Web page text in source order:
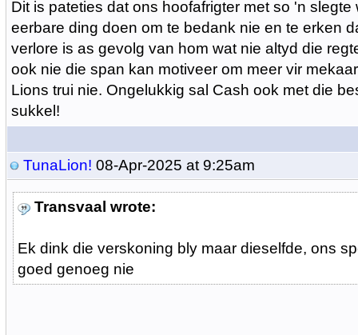
Dit is pateties dat ons hoofafrigter met so 'n slegte
eerbare ding doen om te bedank nie en te erken
verlore is as gevolg van hom wat nie altyd die
ook nie die span kan motiveer om meer vir
Lions trui nie. Ongelukkig sal Cash ook met die
sukkel!
TunaLion! 08-Apr-2025 at 9:25am
Transvaal wrote:
Ek dink die verskoning bly maar dieselfde, ons
goed genoeg nie